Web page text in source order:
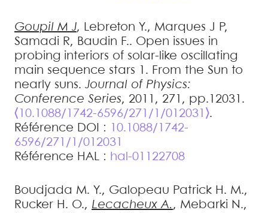
Goupil M J, Lebreton Y., Marques J P,
Samadi R, Baudin F.. Open issues in
probing interiors of solar-like oscillating
main sequence stars 1. From the Sun to
nearly suns. Journal of Physics:
Conference Series, 2011, 271, pp.12031.
⟨10.1088/1742-6596/271/1/012031⟩.
Référence DOI :
10.1088/1742-
6596/271/1/012031
Référence HAL : hal-01122708
Boudjada M. Y., Galopeau Patrick H. M.,
Rucker H. O., Lecacheux A., Mebarki N.,